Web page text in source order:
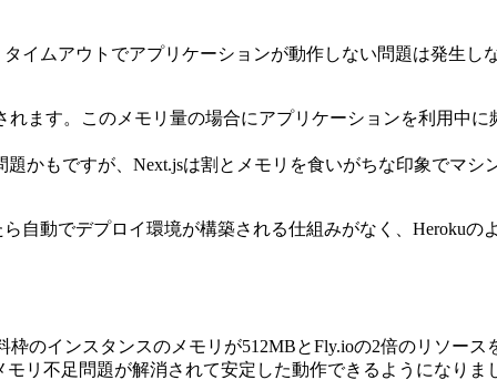
イムアウトでアプリケーションが動作しない問題は発生
ます。このメモリ量の場合にアプリケーションを利用中
かもですが、Next.jsは割とメモリを食いがちな印象でマ
自動でデプロイ環境が構築される仕組みがなく、Heroku
のインスタンスのメモリが512MBとFly.ioの2倍のリソース
リ不足問題が解消されて安定した動作できるようになりま